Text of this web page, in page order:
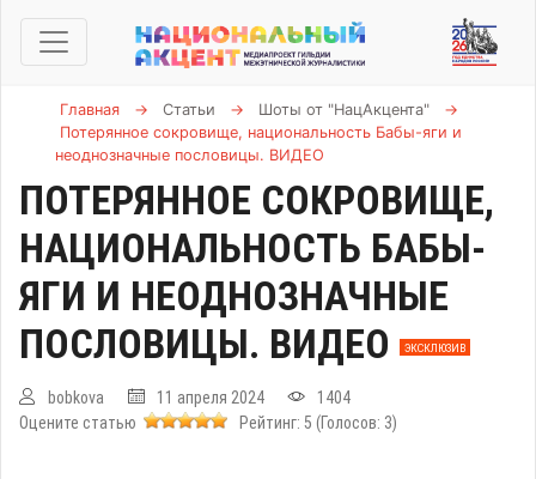
Главная → Статьи → Шоты от "НацАкцента"
→
Потерянное сокровище, национальность Бабы-яги и
неоднозначные пословицы. ВИДЕО
ПОТЕРЯННОЕ СОКРОВИЩЕ,
НАЦИОНАЛЬНОСТЬ БАБЫ-
ЯГИ И НЕОДНОЗНАЧНЫЕ
ПОСЛОВИЦЫ. ВИДЕО
ЭКСКЛЮЗИВ
bobkova 11 апреля 2024
1404
Оцените статью
Рейтинг: 5 (Голосов: 3)